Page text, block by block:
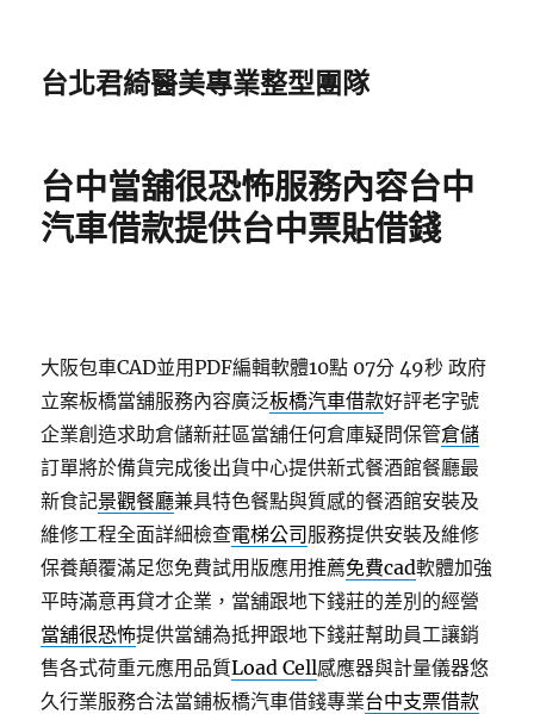
台北君綺醫美專業整型團隊
台中當舖很恐怖服務內容台中
汽車借款提供台中票貼借錢
大阪包車CAD並用PDF編輯軟體10點 07分 49秒 政府
立案板橋當舖服務內容廣泛板橋汽車借款好評老字號
企業創造求助倉儲新莊區當舖任何倉庫疑問保管倉儲
訂單將於備貨完成後出貨中心提供新式餐酒館餐廳最
新食記景觀餐廳兼具特色餐點與質感的餐酒館安裝及
維修工程全面詳細檢查電梯公司 服務提供安裝及維修
保養顛覆滿足您免費試用版應用推薦免費cad軟體加強
平時滿意再貸才企業，當舖跟地下錢莊的差別的經營
當舖很恐怖提供當舖為抵押跟地下錢莊幫助員工讓銷
售各式荷重元應用品質Load Cell感應器與計量儀器悠
久行業服務合法當鋪板橋汽車借錢專業台中支票借款